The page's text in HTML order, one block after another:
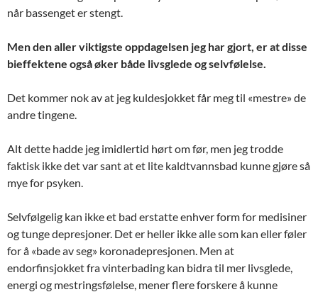
når bassenget er stengt.
Men den aller viktigste oppdagelsen jeg har gjort, er at disse
bieffektene også øker både livsglede og selvfølelse.
Det kommer nok av at jeg kuldesjokket får meg til «mestre» de
andre tingene.
Alt dette hadde jeg imidlertid hørt om før, men jeg trodde
faktisk ikke det var sant at et lite kaldtvannsbad kunne gjøre så
mye for psyken.
Selvfølgelig kan ikke et bad erstatte enhver form for medisiner
og tunge depresjoner. Det er heller ikke alle som kan eller føler
for å «bade av seg» koronadepresjonen. Men at
endorfinsjokket fra vinterbading kan bidra til mer livsglede,
energi og mestringsfølelse, mener flere forskere å kunne